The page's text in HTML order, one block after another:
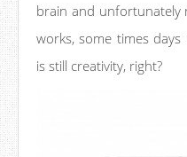
brain and unfortunately
works, some times
is still creativity, right?